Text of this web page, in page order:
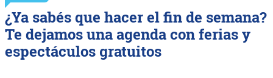
¿Ya sabés que hacer el fin de semana?
Te dejamos una agenda con ferias y
espectáculos gratuitos